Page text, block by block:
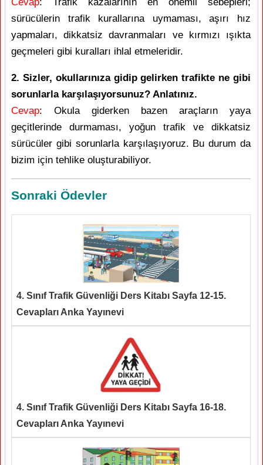
sürücülerin trafik kurallarına uymaması, aşırı hız
yapmaları, dikkatsiz davranmaları ve kırmızı ışıkta
geçmeleri gibi kuralları ihlal etmeleridir.
2. Sizler, okullarınıza gidip gelirken trafikte ne gibi
sorunlarla karşılaşıyorsunuz? Anlatınız.
Cevap: Okula giderken bazen araçların yaya
geçitlerinde durmaması, yoğun trafik ve dikkatsiz
sürücüler gibi sorunlarla karşılaşıyoruz. Bu durum da
bizim için tehlike oluşturabiliyor.
Sonraki Ödevler
4. Sınıf Trafik Güvenliği Ders Kitabı Sayfa 12-15.
Cevapları Anka Yayınevi
4. Sınıf Trafik Güvenliği Ders Kitabı Sayfa 16-18.
Cevapları Anka Yayınevi